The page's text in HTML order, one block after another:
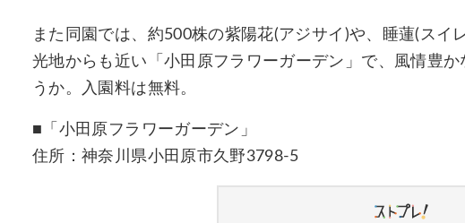
また同園では、約500株の紫陽花(アジサイ)や、睡蓮(スイ
光地からも近い「小田原フラワーガーデン」で、風情豊
うか。入園料は無料。
■「小田原フラワーガーデン」
住所：神奈川県小田原市久野3798-5